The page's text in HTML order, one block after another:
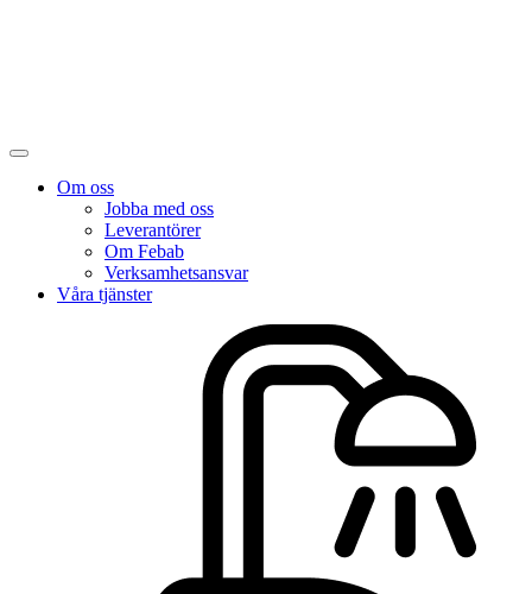
Om oss
Jobba med oss
Leverantörer
Om Febab
Verksamhetsansvar
Våra tjänster